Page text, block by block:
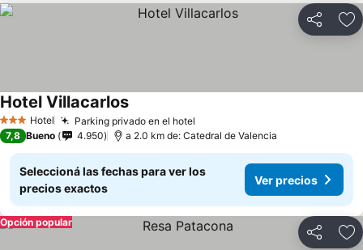
Compartir
3 Estrellas
Hotel Parking privado en el hotel
Hotel VillacarlosVer precios
7,8 Bueno 4.950 a 2.0 km de: Catedral de Valencia
Seleccioná las fechas para ver los
precios exactos
Ver precios
Compartir
Opción popular